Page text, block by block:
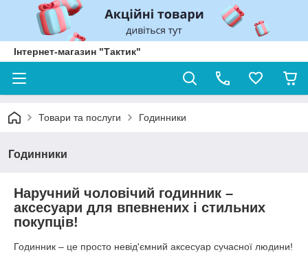
Інтернет-магазин "Тактик"
Товари та послуги Годинники
Годинники
Наручний чоловічий годинник –
аксесуари для впевнених і стильних
покупців!
Годинник – це просто невід'ємний аксесуар сучасної людини!